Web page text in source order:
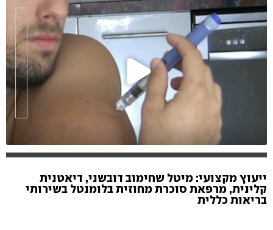
ייעוץ מקצועי: מיטל שחימוב דובשני, דיאטנית
קלינית, מרפאת סוכרת מחוזית בלומנטל בשירותי
בריאות כללית